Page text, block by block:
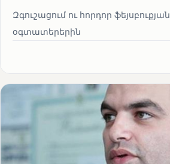
Զգուշացում ու հորդոր ֆեյսբուքյան
օգտատերերին